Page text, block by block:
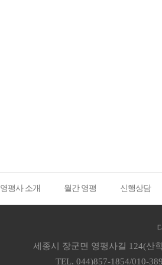
영평사 소개 월간 영평 신행상담
세종시 장군면 영평사길 124(산
TEL. 044)857-1854/010-